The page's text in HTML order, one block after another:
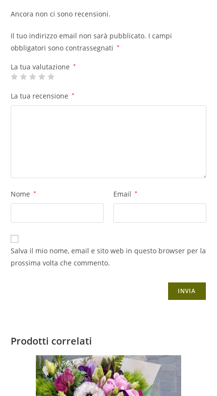
Ancora non ci sono recensioni.
Il tuo indirizzo email non sarà pubblicato. I campi
obbligatori sono contrassegnati
*
La tua valutazione *
La tua recensione *
Nome * Email *
Salva il mio nome, email e sito web in questo browser per la
prossima volta che commento.
Prodotti correlati